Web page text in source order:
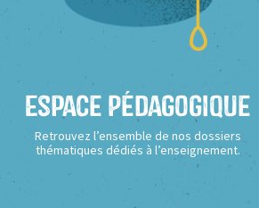
Espace Pédagogique
Retrouvez l’ensemble de nos dossiers
thématiques dédiés à l’enseignement.